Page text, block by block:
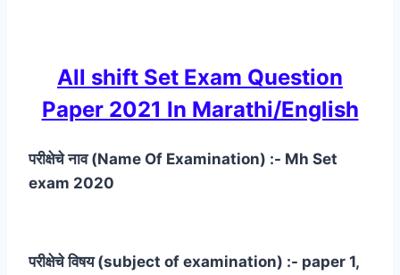
All shift Set Exam Question
Paper 2021 In Marathi/English
परीक्षेचे नाव (Name Of Examination) :- Mh Set
exam 2020
परीक्षेचे विषय (subject of examination) :- paper 1,